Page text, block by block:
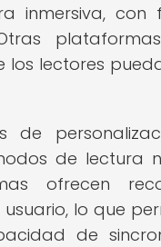
inmersiva, con
lectores
de
de lectura
ofrecen
lo que
de